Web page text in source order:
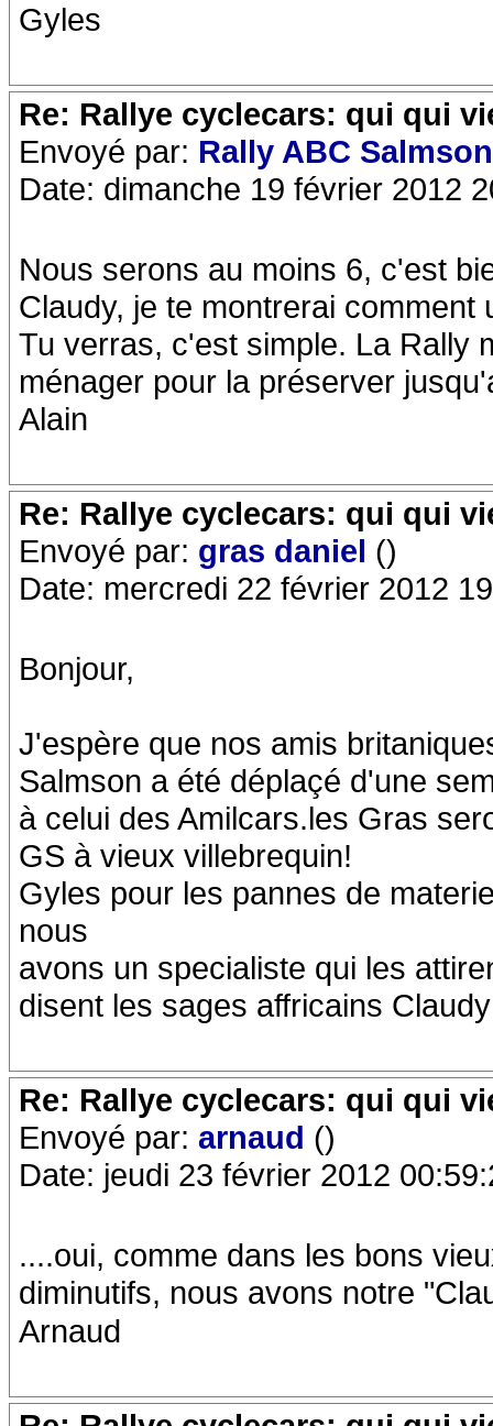
Gyles
Re: Rallye cyclecars: qui qui
Envoyé par: Rally ABC
Date: dimanche 19 février 2012
Nous serons au moins 6, c'est
Claudy, je te montrerai
Tu verras, c'est simple. La Rally
ménager pour la préserver
Alain
Re: Rallye cyclecars: qui qui
Envoyé par: gras daniel ()
Date: mercredi 22 février 2012
Bonjour,
J'espère que nos amis
Salmson a été déplaçé d'une
à celui des Amilcars.les Gras
GS à vieux villebrequin!
Gyles pour les pannes de
nous
avons un specialiste qui les
disent les sages affricains
Re: Rallye cyclecars: qui qui
Envoyé par: arnaud ()
Date: jeudi 23 février 2012
....oui, comme dans les bons
diminutifs, nous avons notre
Arnaud